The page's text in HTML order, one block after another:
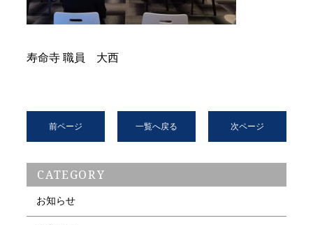
寿命寺 職員 大西
前ページ 一覧へ戻る 次ページ
CATEGORY
お知らせ